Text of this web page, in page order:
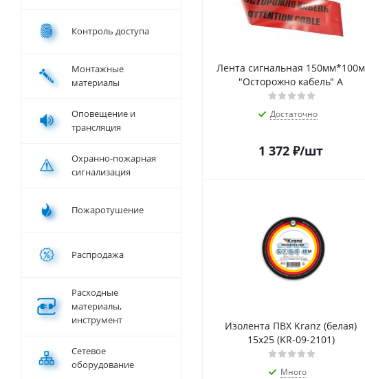
Лента сигнальная 150мм*100м
"Осторожно кабель" А
Достаточно
1 372 ₽/шт
Изолента ПВХ Kranz (белая)
15х25 (KR-09-2101)
Много
Контроль доступа
Монтажные
материалы
Оповещение и
трансляция
Охранно-пожарная
сигнализация
Пожаротушение
Распродажа
Расходные
материалы,
инструмент
Сетевое
оборудование